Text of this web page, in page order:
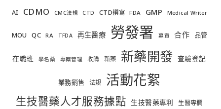
AI CDMO CMC法規 CTD CTD撰寫 FDA GMP Medical Writer
MOU QC RA TFDA 再生醫療 勞發署 募資 合作 品管
在職班 學名藥 專案管理 收購 新藥 新藥開發 查驗登記
業務銷售 法規 活動花絮
生技醫藥人才服務據點 生技醫藥專利 生醫專欄